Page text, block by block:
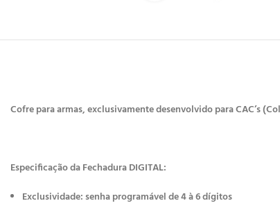
Cofre para armas, exclusivamente desenvolvido para CAC’s
Especificação da Fechadura DIGITAL:
Exclusividade: senha programável de 4 à 6 dígitos